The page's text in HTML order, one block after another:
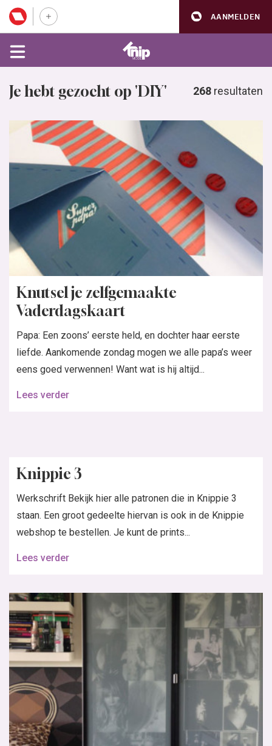
AANMELDEN
Je hebt gezocht op 'DIY' 268 resultaten
Knutsel je zelfgemaakte
Vaderdagskaart
Papa: Een zoons’ eerste held, en dochter haar eerste
liefde. Aankomende zondag mogen we alle papa’s weer
eens goed verwennen! Want wat is hij altijd...
Lees verder
Knippie 3
Werkschrift Bekijk hier alle patronen die in Knippie 3
staan. Een groot gedeelte hiervan is ook in de Knippie
webshop te bestellen. Je kunt de prints...
Lees verder